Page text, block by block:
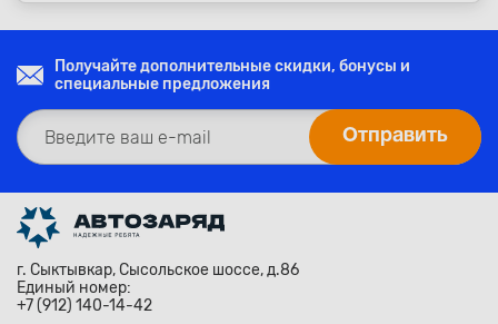
Получайте дополнительные скидки, бонусы и
специальные предложения
г. Сыктывкар, Сысольское шоссе, д.86
Единый номер:
+7 (912) 140-14-42